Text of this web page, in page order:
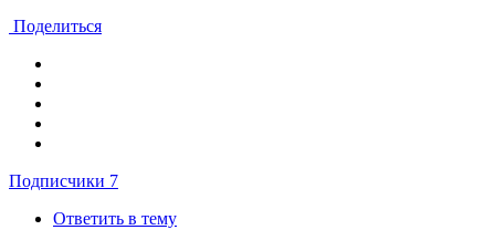
Поделиться
Подписчики 7
Ответить в тему